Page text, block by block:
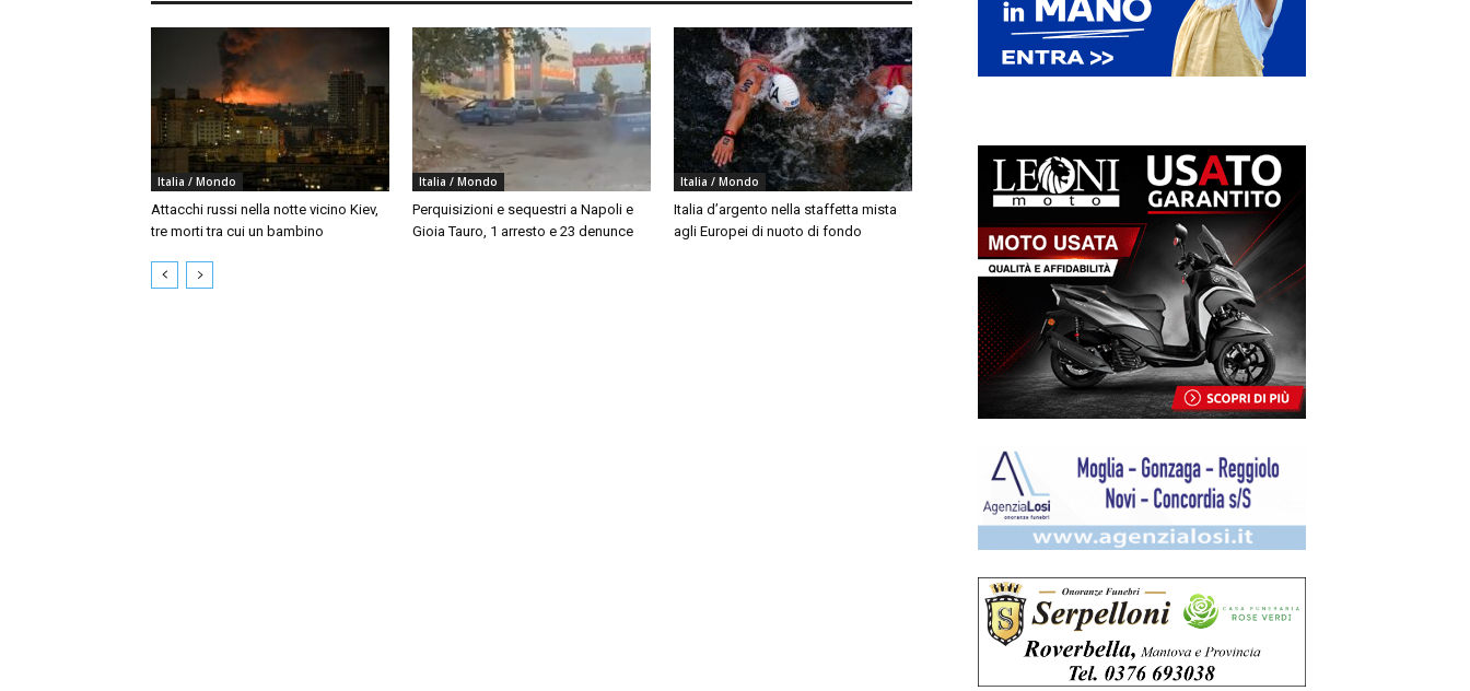
Italia / Mondo
Attacchi russi nella notte vicino Kiev,
tre morti tra cui un bambino
Italia / Mondo
Perquisizioni e sequestri a Napoli e
Gioia Tauro, 1 arresto e 23 denunce
Italia / Mondo
Italia d’argento nella staffetta mista
agli Europei di nuoto di fondo